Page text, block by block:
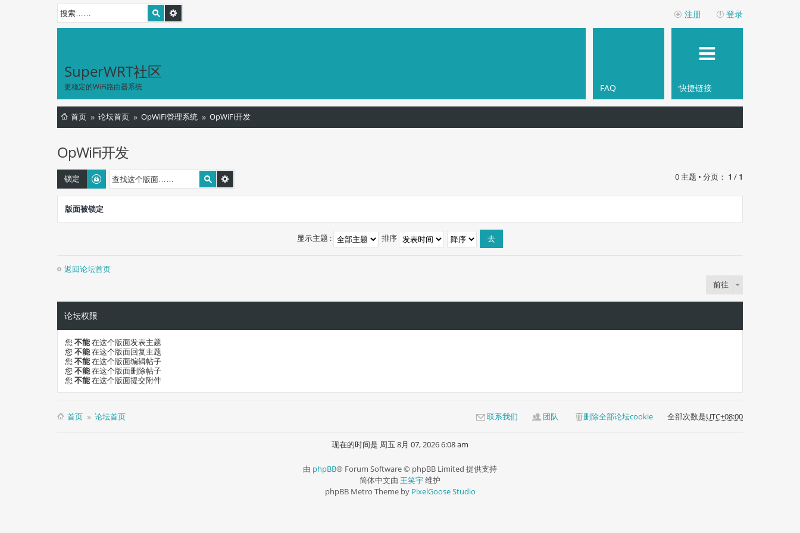
登录
注册
SuperWRT社区
更稳定的WiFi路由器系统 快捷链接
FAQ
首页 论坛首页 OpWiFi管理系统 OpWiFi开发
OpWiFi开发
锁定 0 主题 • 分页： 1 / 1
版面被锁定
显示主题 : 排序
返回论坛首页
前往
论坛权限
您 不能在这个版面发表主题
您 不能在这个版面回复主题
您 不能在这个版面编辑帖子
您 不能在这个版面删除帖子
您 不能在这个版面提交附件
首页 论坛首页 全部次数是UTC+08:00
删除全部论坛cookie
团队
联系我们
现在的时间是 周五 8月 07, 2026 6:08 am
由 phpBB® Forum Software © phpBB Limited 提供支持
简体中文由 王笑宇维护
phpBB Metro Theme by PixelGoose Studio